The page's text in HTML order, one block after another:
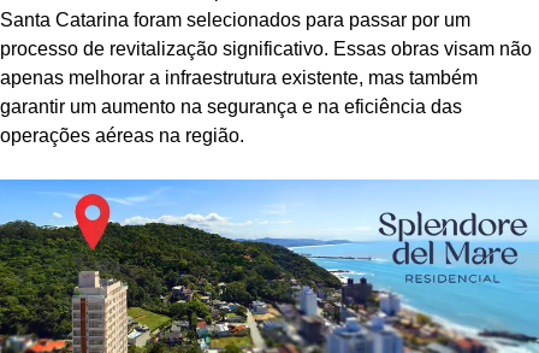
Santa Catarina foram selecionados para passar por um
processo de revitalização significativo. Essas obras visam não
apenas melhorar a infraestrutura existente, mas também
garantir um aumento na segurança e na eficiência das
operações aéreas na região.